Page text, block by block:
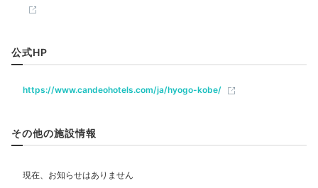
観光で疲れた体を癒すのは大きなお風呂ですよね。「ス
カイスパ」は、大浴場、露天風呂、独立した洗い場、サ
部屋情報
その他館内施設
ランドリーコーナー
公式HP
https://www.candeohotels.com/ja/hyogo-kobe/
その他の施設情報